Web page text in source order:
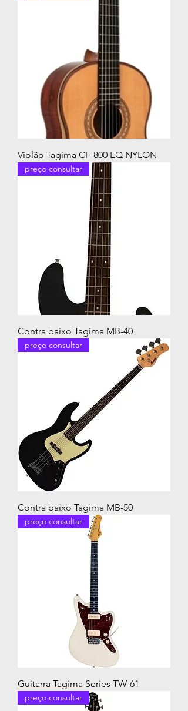
Violão Tagima CF-800 EQ NYLON
preço consultar
Contra baixo Tagima MB-40
preço consultar
Contra baixo Tagima MB-50
preço consultar
Guitarra Tagima Series TW-61
preço consultar